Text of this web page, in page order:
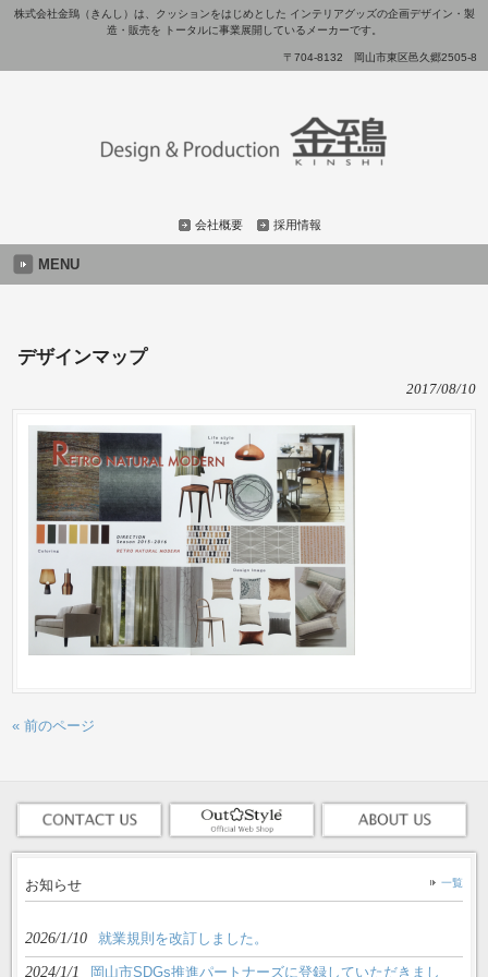
株式会社金鵄（きんし）は、クッションをはじめとした インテリアグッズの企画デザイン・製
造・販売を トータルに事業展開しているメーカーです。
〒704-8132 岡山市東区邑久郷2505-8
会社概要 採用情報
MENU
デザインマップ
2017/08/10
« 前のページ
お知らせ 一覧
2026/1/10 就業規則を改訂しました。
2024/1/1 岡山市SDGs推進パートナーズに登録していただきまし